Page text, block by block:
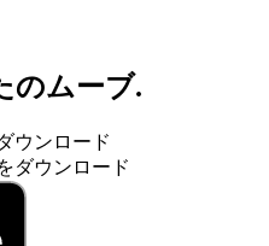
のムーブ.
ウンロード